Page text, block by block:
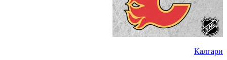
Калгари